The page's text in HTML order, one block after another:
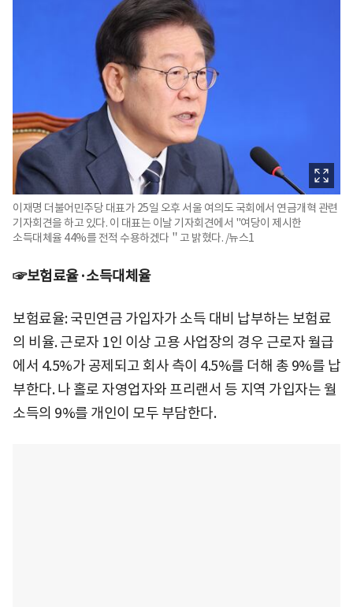
이재명 더불어민주당 대표가 25일 오후 서울 여의도 국회에서 연금개혁 관련
기자회견을 하고 있다. 이 대표는 이날 기자회견에서 "여당이 제시한
소득대체율 44%를 전적 수용하겠다＂고 밝혔다. /뉴스1
☞보험료율·소득대체율
보험료율: 국민연금 가입자가 소득 대비 납부하는 보험료
의 비율. 근로자 1인 이상 고용 사업장의 경우 근로자 월급
에서 4.5%가 공제되고 회사 측이 4.5%를 더해 총 9%를 납
부한다. 나 홀로 자영업자와 프리랜서 등 지역 가입자는 월
소득의 9%를 개인이 모두 부담한다.